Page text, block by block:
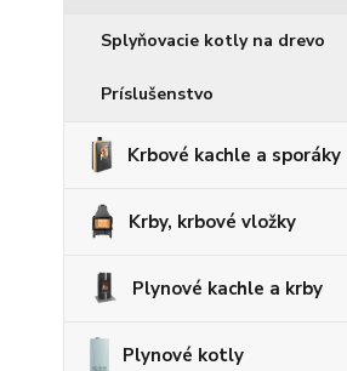
Splyňovacie kotly na drevo
Príslušenstvo
Krbové kachle a sporáky
Krby, krbové vložky
Plynové kachle a krby
Plynové kotly